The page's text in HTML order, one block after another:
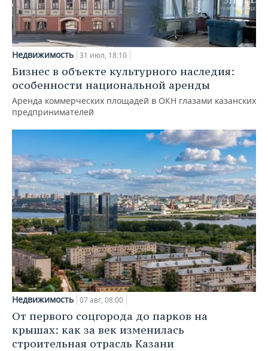
Недвижимость 31 июл, 18:10
Бизнес в объекте культурного наследия:
особенности национальной аренды
Аренда коммерческих площадей в ОКН глазами казанских
предпринимателей
Недвижимость 07 авг, 08:00
От первого соцгорода до парков на
крышах: как за век изменилась
строительная отрасль Казани